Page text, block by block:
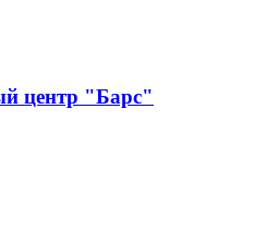
центр "Барс"